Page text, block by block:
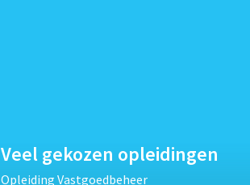
Veel gekozen opleidingen
Opleiding Vastgoedbeheer